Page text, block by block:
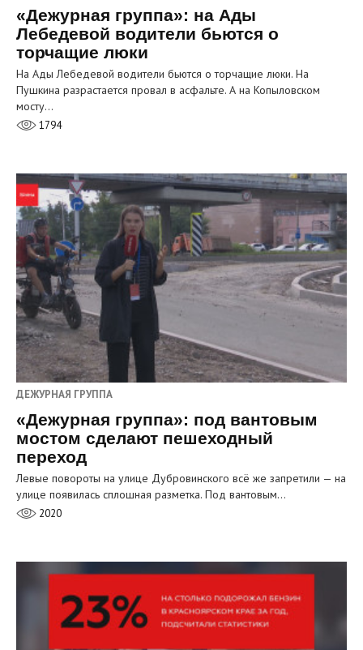
«Дежурная группа»: на Ады
Лебедевой водители бьются о
торчащие люки
На Ады Лебедевой водители бьются о торчащие люки. На
Пушкина разрастается провал в асфальте. А на Копыловском
мосту…
1794
ДЕЖУРНАЯ ГРУППА
«Дежурная группа»: под вантовым
мостом сделают пешеходный
переход
Левые повороты на улице Дубровинского всё же запретили — на
улице появилась сплошная разметка. Под вантовым…
2020